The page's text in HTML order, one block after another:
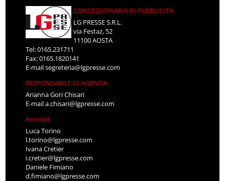
CONCESSIONARIA DI PUBBLICITÀ
LG PRESSE S.R.L.
via Festaz, 52
11100 AOSTA
Tel: 0165.231711
Fax: 0165.1820141
E-mailsegreteria@lgpresse.com
RESPONSABILE DI AGENZIA
Arianna Gori Chisari
E-maila.chisari@lgpresse.com
Account
Luca Torino
l.torino@lgpresse.com
Ivana Cretier
i.cretier@lgpresse.com
Daniele Fimiano
d.fimiano@lgpresse.com